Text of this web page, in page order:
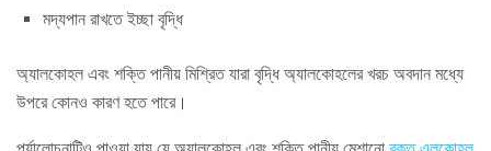
মদ্যপান রাখতে ইচ্ছা বৃদ্ধি
অ্যালকোহল এবং শক্তি পানীয় মিশ্রিত যারা বৃদ্ধি অ্যালকোহলের খরচ অবদান মধ্যে
উপরে কোনও কারণ হতে পারে।